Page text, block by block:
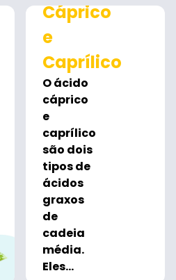
Cáprico
e
Caprílico
O ácido
cáprico
e
caprílico
são dois
tipos de
ácidos
graxos
de
cadeia
média.
Eles...